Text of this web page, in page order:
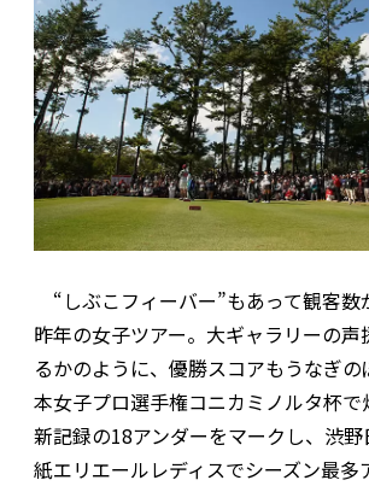
“しぶこフィーバー”もあって観客数
昨年の女子ツアー。大ギャラリーの
るかのように、優勝スコアもうなぎの
本女子プロ選手権コニカミノルタ杯
新記録の18アンダーをマークし、渋
紙エリエールレディスでシーズン最多